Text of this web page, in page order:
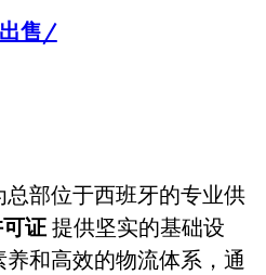
售/
部位于西班牙的专业供
证 提供坚实的基础设
和高效的物流体系，通